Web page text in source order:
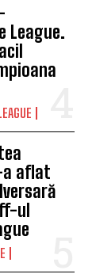
League.
a aflat
ul